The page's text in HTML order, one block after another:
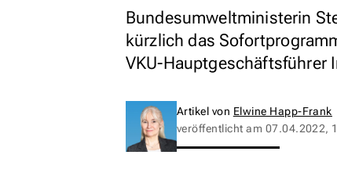
Bundesumweltministerin
kürzlich das
VKU-Hauptgeschäftsführer
Artikel von Elwine Happ-Frank
veröffentlicht am 07.04.2022,